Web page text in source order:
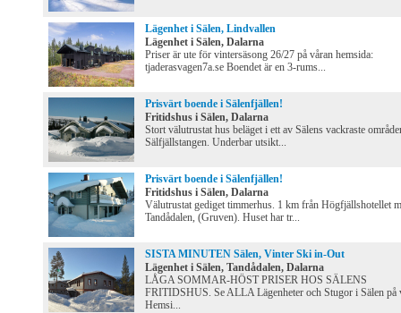
Lägenhet i Sälen, Lindvallen
Lägenhet i Sälen, Dalarna
Priser är ute för vintersäsong 26/27 på våran hemsida:
tjaderasvagen7a.se Boendet är en 3-rums...
Prisvärt boende i Sälenfjällen!
Fritidshus i Sälen, Dalarna
Stort välutrustat hus beläget i ett av Sälens vackraste
Sälfjällstangen. Underbar utsikt...
Prisvärt boende i Sälenfjällen!
Fritidshus i Sälen, Dalarna
Välutrustat gediget timmerhus. 1 km från Högfjällshotellet
Tandådalen, (Gruven). Huset har tr...
SISTA MINUTEN Sälen, Vinter Ski in-Out
Lägenhet i Sälen, Tandådalen, Dalarna
LÅGA SOMMAR-HÖST PRISER HOS SÄLENS
FRITIDSHUS. Se ALLA Lägenheter och Stugor i Sälen på
Hemsi...